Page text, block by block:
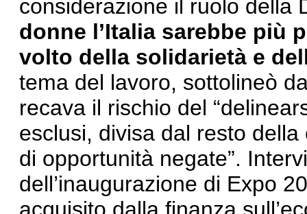
considerazione il ruolo della
donne l’Italia sarebbe più
volto della solidarietà e
tema del lavoro, sottolineò
recava il rischio del
esclusi, divisa dal resto
di opportunità negate”.
dell’inaugurazione di Expo